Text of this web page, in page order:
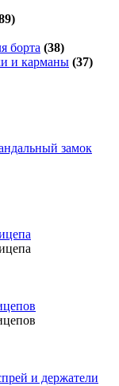
борта (38)
и карманы (37)
замок
и держатели